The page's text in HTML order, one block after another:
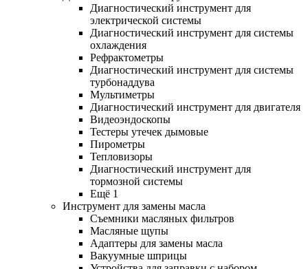
Диагностический инструмент для
электрической системы
Диагностический инструмент для системы
охлаждения
Рефрактометры
Диагностический инструмент для системы
турбонаддува
Мультиметры
Диагностический инструмент для двигателя
Видеоэндоскопы
Тестеры утечек дымовые
Пирометры
Тепловизоры
Диагностический инструмент для
тормозной системы
Ещё 1
Инструмент для замены масла
Съемники масляных фильтров
Масляные щупы
Адаптеры для замены масла
Вакуумные шприцы